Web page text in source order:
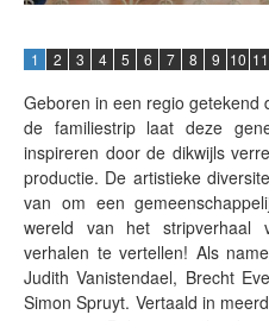
1 2 3 4 5 6 7 8 9 10 11
Geboren in een regio getekend
de familiestrip laat deze
inspireren door de dikwijls
productie. De artistieke
van om een
wereld van het stripverhaal
verhalen te vertellen! Als
Judith Vanistendael, Brecht
Simon Spruyt. Vertaald in